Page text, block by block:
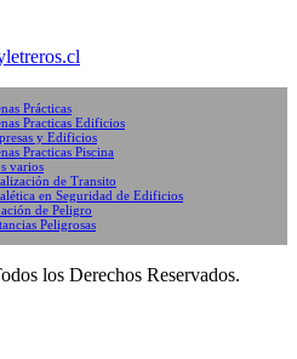
Prácticas
Practicas Edificios
y Edificios
Practicas Piscina
varios
de Transito
en Seguridad de Edificios
de Peligro
Peligrosas
los Derechos Reservados.